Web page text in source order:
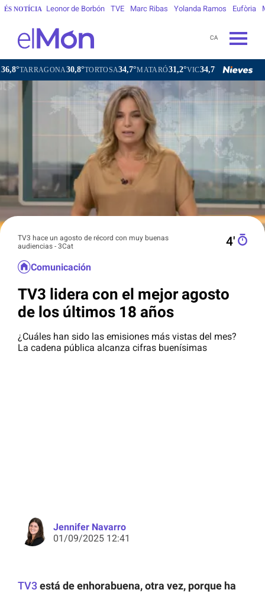
ÉS NOTÍCIA Leonor de Borbón TVE Marc Ribas Yolanda Ramos Eufòria
CA
30,8°TORTOSA34,7°MATARÓ31,2°VIC34,7°VILAFRANCA DEL
TV3 hace un agosto de récord con muy buenas
audiencias - 3Cat
4′
Comunicación
TV3 lidera con el mejor agosto
de los últimos 18 años
¿Cuáles han sido las emisiones más vistas del mes?
La cadena pública alcanza cifras buenísimas
Jennifer Navarro
01/09/2025 12:41
TV3está de enhorabuena, otra vez, porque ha